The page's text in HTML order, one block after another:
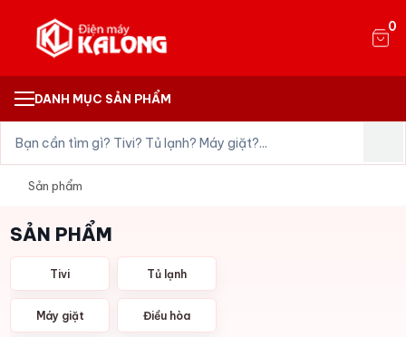
0
DANH MỤC SẢN PHẨM
Sản phẩm
SẢN PHẨM
Tivi Tủ lạnh
Máy giặt Điều hòa